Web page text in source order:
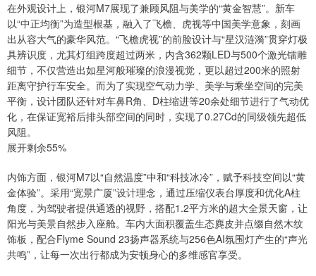
在外观设计上，银河M7展现了兼顾风阻与美学的“黄金智慧”。新车
以“中正均衡”为造型根基，融入了飞檐、虎视等中国美学意象，刻画
出从容大气的豪华风范。“飞檐虎视”的前脸设计与“星汉涟漪”贯穿灯极
具辨识度，尤其灯组跨度超过两米，内含362颗LED与500个激光镭雕
细节，不仅营造出如星河般璀璨的浪漫视觉，更以超过200米的照射
距离守护行车安全。而为了实现空气动力学、美学与乘坐空间的完美
平衡，设计团队还针对车鼻R角、D柱缩进等20余处细节进行了气动优
化，在保证宽裕后排头部空间的同时，实现了0.27Cd的同级领先超低
风阻。
展开剩余55%
内饰方面，银河M7以“自然温度”中和“科技冰冷”，赋予科技空间以“黄
金体验”。采用“宽景广厦”设计理念，通过压缩仪表台厚度和优化A柱
角度，为驾驶者提供通透的视野，搭配1.2平方米的超大全景天窗，让
阳光与美景自然步入座舱。车内大面积覆盖生态麂皮并点缀自然木纹
饰板，配合Flyme Sound 23扬声器系统与256色AI氛围灯产生的“声光
共鸣”，让每一次出行都成为安顿身心的多维感官享受。